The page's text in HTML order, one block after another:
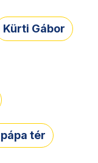
Kürti Gábor
tér